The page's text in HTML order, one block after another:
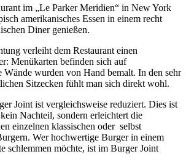
im „Le Parker Meridien“ in New York
amerikanisches Essen in einem recht
Diner genießen.
verleiht dem Restaurant einen
Menükarten befinden sich auf
Wände wurden von Hand bemalt. In den sehr
Sitzecken fühlt man sich direkt wohl.
Joint ist vergleichsweise reduziert. Dies ist
Nachteil, sondern erleichtert die
einzelnen klassischen oder selbst
Wer hochwertige Burger in einem
schlemmen möchte, ist im Burger Joint